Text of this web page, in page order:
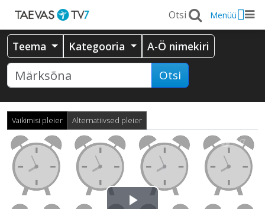
Menüü
Teema Kategooria A-Ö nimekiri
Otsi
Vaikimisi pleier Alternatiivsed pleier